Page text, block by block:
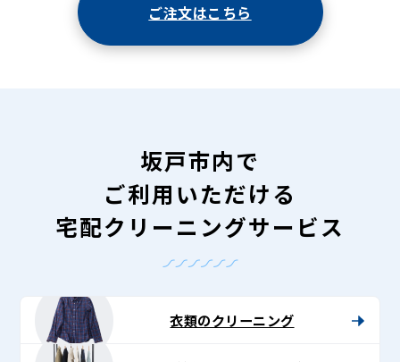
ご注文はこちら
坂戸市内で
ご利用いただける
宅配クリーニングサービス
衣類のクリーニング